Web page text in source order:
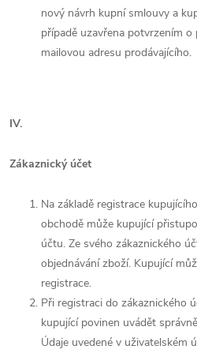
nový návrh kupní smlouvy a
případě uzavřena potvrzením
mailovou adresu prodávajícího.
IV.
Zákaznický účet
Na základě registrace
obchodě může kupující
účtu. Ze svého zákaznického
objednávání zboží. Kupující
registrace.
Při registraci do zákaznického
kupující povinen uvádět
Údaje uvedené v uživatelském